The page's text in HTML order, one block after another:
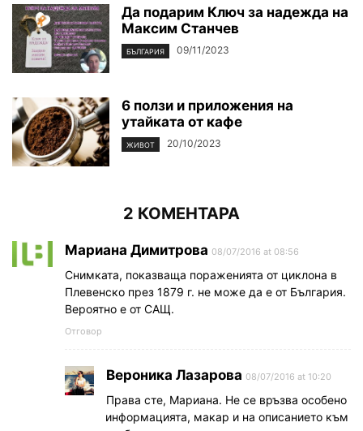
Да подарим Ключ за надежда на
Максим Станчев
БЪЛГАРИЯ 09/11/2023
6 ползи и приложения на
утайката от кафе
ЖИВОТ 20/10/2023
2 КОМЕНТАРА
Мариана Димитрова 08/07/2016 at 08:56
Снимката, показваща пораженията от циклона в
Плевенско през 1879 г. не може да е от България.
Вероятно е от САЩ.
Отговор
Вероника Лазарова 08/07/2016 at 10:20
Права сте, Мариана. Не се връзва особено
информацията, макар и на описанието към